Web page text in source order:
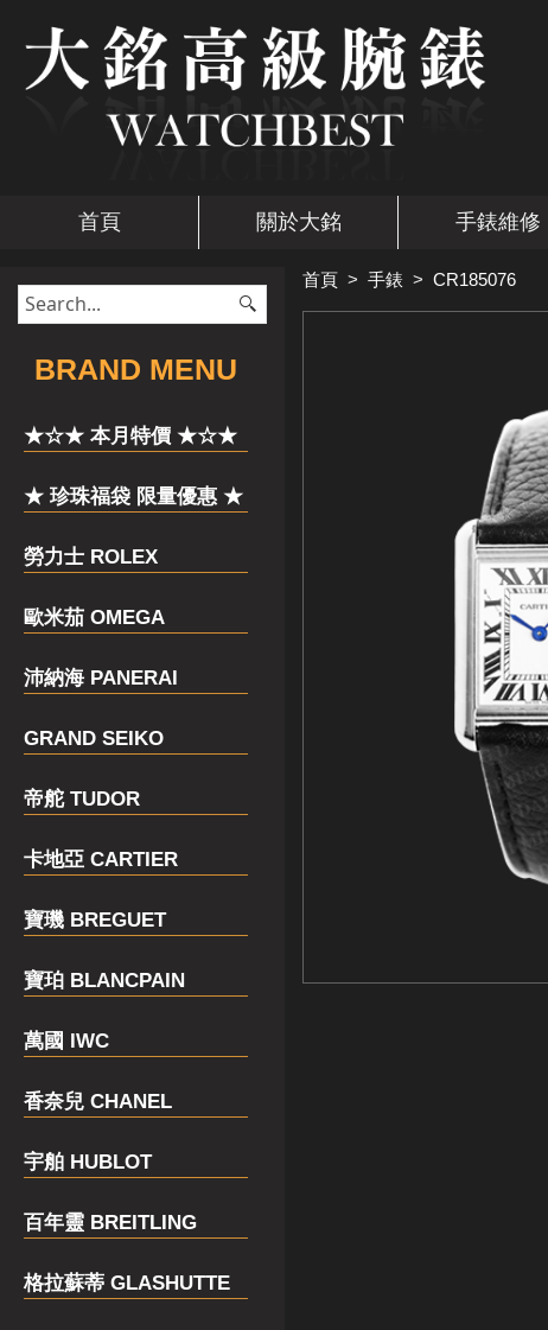
首頁 關於大銘 手錶維修
​BRAND MENU
★☆★ 本月特價 ★☆★
★ 珍珠福袋 限量優惠 ★
勞力士 ROLEX
歐米茄 OMEGA
沛納海 PANERAI
GRAND SEIKO
帝舵 TUDOR
卡地亞 CARTIER
寶璣 BREGUET
寶珀 BLANCPAIN
萬國 IWC
香奈兒 CHANEL
宇舶 HUBLOT
百年靈 BREITLING
格拉蘇蒂 GLASHUTTE
首頁 > 手錶 > CR185076